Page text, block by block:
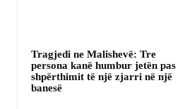
Tragjedi ne Malishevë: Tre
persona kanë humbur jetën pas
shpërthimit të një zjarri në një
banesë